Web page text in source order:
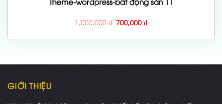
1,000,000₫ Giá
gốc
1,000,000 ₫.
700,000₫Giá
hiện
là:
GIỚI THIỆU